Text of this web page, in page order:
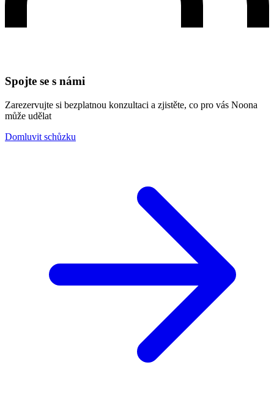
Spojte se s námi
Zarezervujte si bezplatnou konzultaci a zjistěte, co pro vás Noona
může udělat
Domluvit schůzku